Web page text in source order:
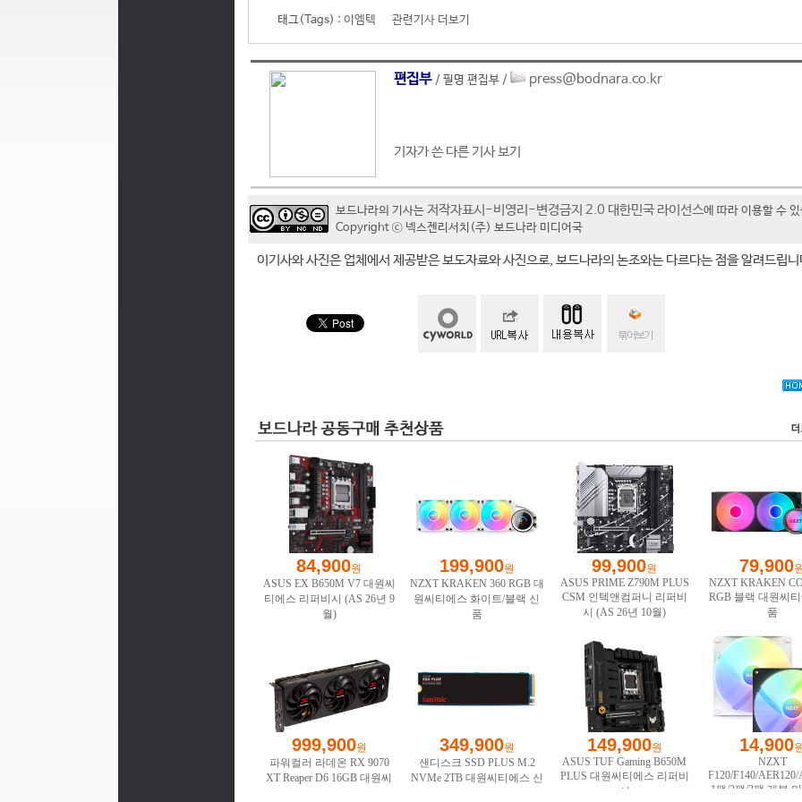
태그(Tags) : 이엠텍 관련기사 더보기
편집부 / 필명 편집부 / press@bodnara.co.kr
기자가 쓴 다른 기사 보기
보드나라의 기사는 저작자표시-비영리-변경금지 2.0 대한민국 라이선스에 따라 이용할 수
Copyright ⓒ 넥스젠리서치(주) 보드나라 미디어국
이기사와 사진은 업체에서 제공받은 보도자료와 사진으로, 보드나라의 논조와는 다르다는 점을 알려드립니